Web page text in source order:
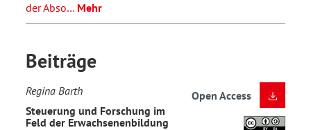
der Abso… Mehr
Beiträge
Regina Barth
Steuerung und Forschung im
Feld der Erwachsenenbildung
Open Access